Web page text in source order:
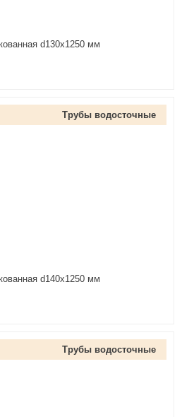
d130x1250 мм
Трубы водосточные
d140x1250 мм
Трубы водосточные